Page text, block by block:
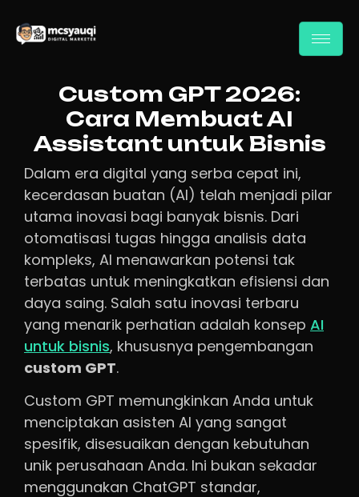
Custom GPT 2026:
Cara Membuat AI
Assistant untuk Bisnis
Dalam era digital yang serba cepat ini,
kecerdasan buatan (AI) telah menjadi pilar
utama inovasi bagi banyak bisnis. Dari
otomatisasi tugas hingga analisis data
kompleks, AI menawarkan potensi tak
terbatas untuk meningkatkan efisiensi dan
daya saing. Salah satu inovasi terbaru
yang menarik perhatian adalah konsep AI
untuk bisnis, khususnya pengembangan
custom GPT.
Custom GPT memungkinkan Anda untuk
menciptakan asisten AI yang sangat
spesifik, disesuaikan dengan kebutuhan
unik perusahaan Anda. Ini bukan sekadar
menggunakan ChatGPT standar,